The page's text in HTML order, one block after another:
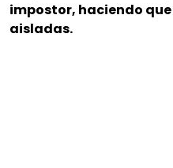
impostor, haciendo
aisladas.